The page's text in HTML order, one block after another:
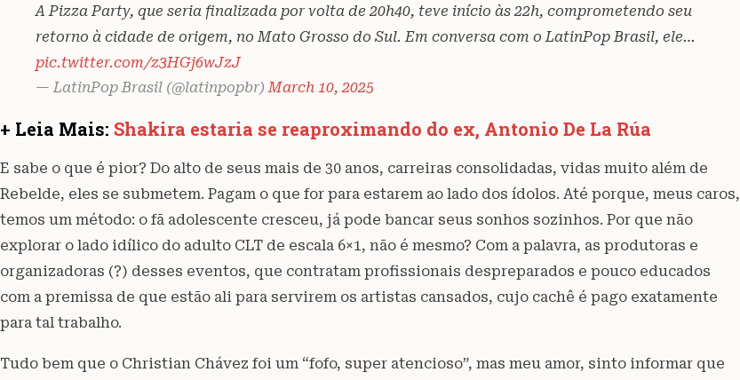
A Pizza Party, que seria finalizada por volta de 20h40, teve início às 22h, comprometendo seu
retorno à cidade de origem, no Mato Grosso do Sul. Em conversa com o LatinPop Brasil, ele…
pic.twitter.com/z3HGj6wJzJ
— LatinPop Brasil (@latinpopbr)March 10, 2025
+ Leia Mais: Shakira estaria se reaproximando do ex, Antonio De La Rúa
E sabe o que é pior? Do alto de seus mais de 30 anos, carreiras consolidadas, vidas muito além de
Rebelde, eles se submetem. Pagam o que for para estarem ao lado dos ídolos. Até porque, meus caros,
temos um método: o fã adolescente cresceu, já pode bancar seus sonhos sozinhos. Por que não
explorar o lado idílico do adulto CLT de escala 6×1, não é mesmo? Com a palavra, as produtoras e
organizadoras (?) desses eventos, que contratam profissionais despreparados e pouco educados
com a premissa de que estão ali para servirem os artistas cansados, cujo cachê é pago exatamente
para tal trabalho.
Tudo bem que o Christian Chávez foi um “fofo, super atencioso”, mas meu amor, sinto informar que